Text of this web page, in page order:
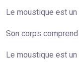
Le moustique est un
Son corps
Le moustique est